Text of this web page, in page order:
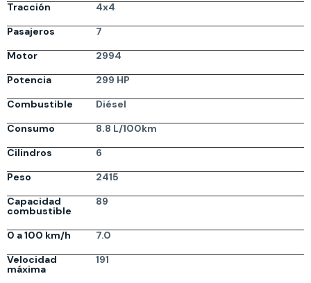
Tracción
4x4
Pasajeros
7
Motor
2994
Potencia
299 HP
Combustible
Diésel
Consumo
8.8 L/100km
Cilindros
6
Peso
2415
Capacidad
combustible
89
0 a 100 km/h
7.0
Velocidad
máxima
191